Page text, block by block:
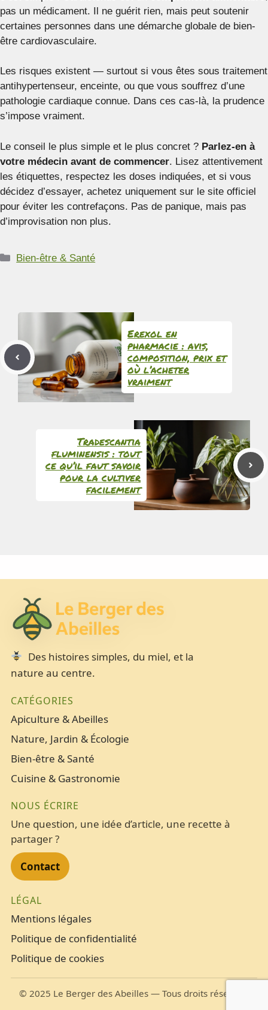
pas un médicament. Il ne guérit rien, mais peut soutenir
certaines personnes dans une démarche globale de bien-
être cardiovasculaire.
Les risques existent — surtout si vous êtes sous traitement
antihypertenseur, enceinte, ou que vous souffrez d’une
pathologie cardiaque connue. Dans ces cas-là, la prudence
s’impose vraiment.
Le conseil le plus simple et le plus concret ? Parlez-en à
votre médecin avant de commencer. Lisez attentivement
les étiquettes, respectez les doses indiquées, et si vous
décidez d’essayer, achetez uniquement sur le site officiel
pour éviter les contrefaçons. Pas de panique, mais pas
d’improvisation non plus.
Catégories
Bien-être & Santé
Erexol en
pharmacie : avis,
composition, prix et
où l’acheter
vraiment
Tradescantia
fluminensis : tout
ce qu’il faut savoir
pour la cultiver
facilement
Des histoires simples, du miel, et la
nature au centre.
CATÉGORIES
Apiculture & Abeilles
Nature, Jardin & Écologie
Bien-être & Santé
Cuisine & Gastronomie
NOUS ÉCRIRE
Une question, une idée d’article, une recette à
partager ?
Contact
LÉGAL
Mentions légales
Politique de confidentialité
Politique de cookies
© 2025 Le Berger des Abeilles — Tous droits réservés.